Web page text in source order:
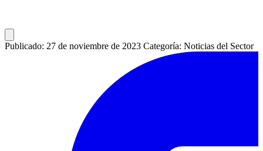
Publicado: 27 de noviembre de 2023 Categoría: Noticias del Sector